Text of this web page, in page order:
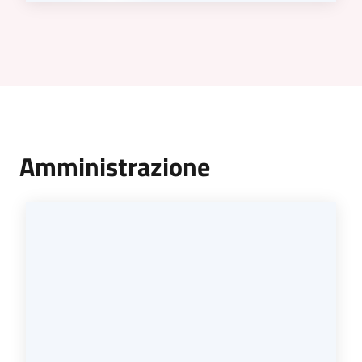
Amministrazione